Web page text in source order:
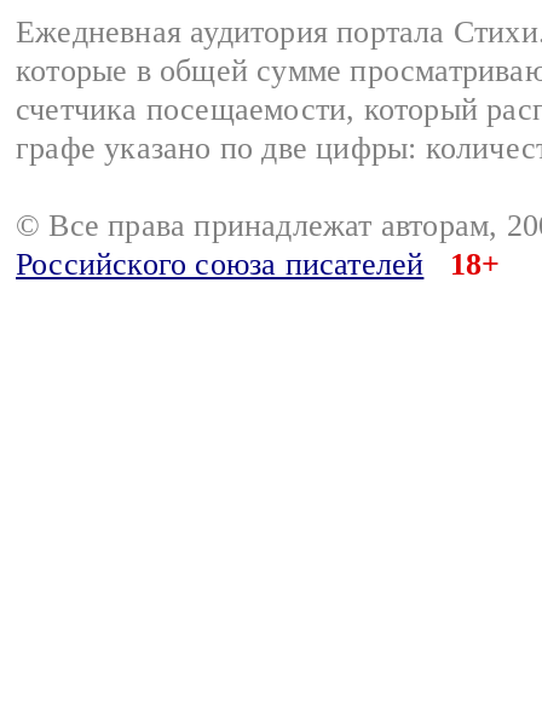
Ежедневная аудитория портала
которые в общей сумме
счетчика посещаемости, который
графе указано по две цифры:
© Все права принадлежат авторам,
Российского союза писателей
18+